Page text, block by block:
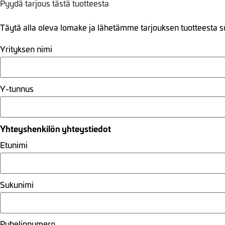
Pyydä tarjous tästä tuotteesta
Täytä alla oleva lomake ja lähetämme tarjouksen tuotteesta
Yrityksen nimi
Y-tunnus
Yhteyshenkilön yhteystiedot
Etunimi
Sukunimi